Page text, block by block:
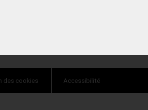
des cookies Accessibilité